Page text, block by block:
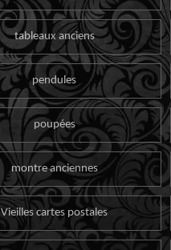
tableaux anciens
pendules
poupées
montre anciennes
Vieilles cartes postales